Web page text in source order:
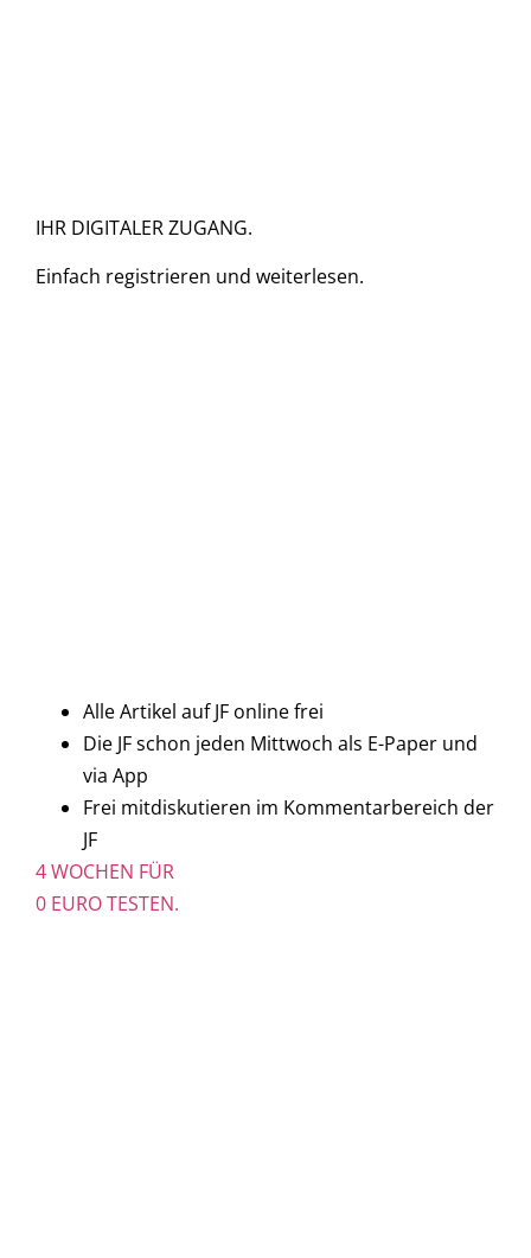
IHR DIGITALER ZUGANG.
Einfach registrieren und weiterlesen.
Alle Artikel auf JF online frei
Die JF schon jeden Mittwoch als E-Paper und
via App
Frei mitdiskutieren im Kommentarbereich der
JF
4 WOCHEN FÜR
0 EURO TESTEN.